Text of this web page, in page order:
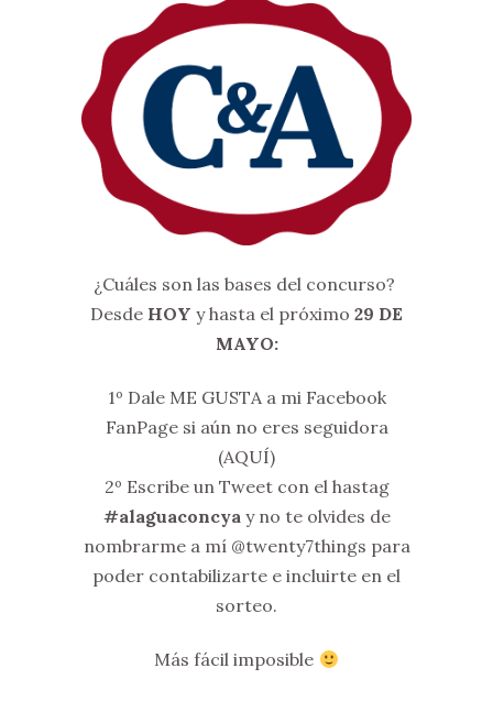
¿Cuáles son las bases del concurso?
Desde HOY y hasta el próximo 29 DE
MAYO:
1º Dale ME GUSTA a mi Facebook
FanPage si aún no eres seguidora
(AQUÍ)
2º Escribe un Tweet con el hastag
#alaguaconcyay no te olvides de
nombrarme a mí @twenty7things para
poder contabilizarte e incluirte en el
sorteo.
Más fácil imposible